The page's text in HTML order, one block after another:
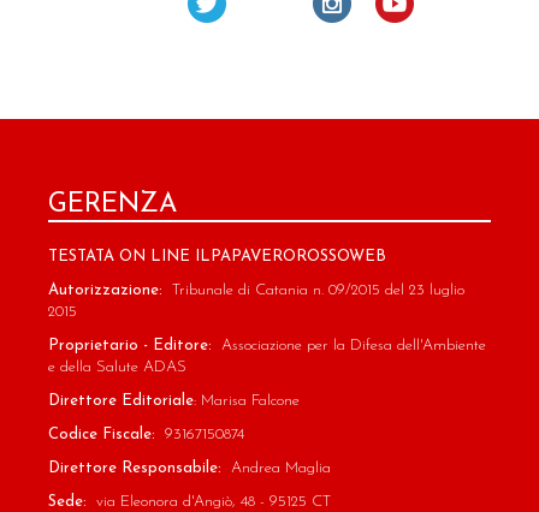
GERENZA
TESTATA ON LINE ILPAPAVEROROSSOWEB
Autorizzazione:
Tribunale di Catania n. 09/2015 del 23 luglio
2015
Proprietario - Editore: Associazione per la Difesa dell'Ambiente
e della Salute ADAS
Direttore Editoriale: Marisa Falcone
Codice Fiscale: 93167150874
Direttore Responsabile: Andrea Maglia
Sede: via Eleonora d'Angiò, 48 - 95125 CT